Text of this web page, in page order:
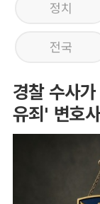
정치
전국
경찰 수사
유죄' 변호